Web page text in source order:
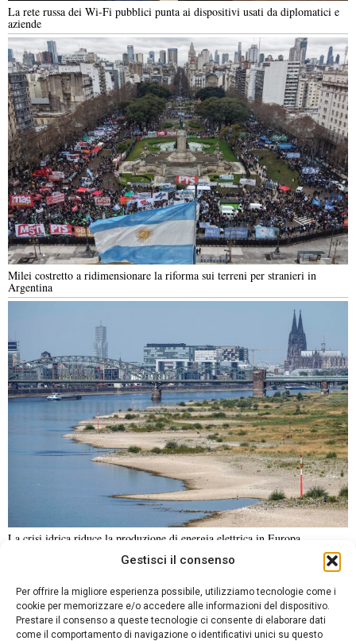
Gestisci il consenso
Per offrire la migliore esperienza possibile, utilizziamo tecnologie come i
cookie per memorizzare e/o accedere alle informazioni del dispositivo.
Prestare il consenso a queste tecnologie ci consente di elaborare dati
come il comportamento di navigazione o identificativi unici su questo
La rete russa dei Wi-Fi pubblici punta ai dispositivi usati da diplomatici e
aziende
Milei costretto a ridimensionare la riforma sui terreni per stranieri in
Argentina
La crisi idrica riduce la produzione di energia elettrica in Europa
ANALISI E OPINIONI
SPORT CULTURA VIAGGI